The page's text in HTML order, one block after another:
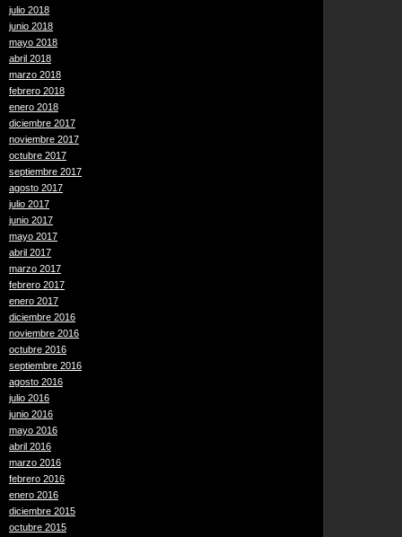
julio 2018
junio 2018
mayo 2018
abril 2018
marzo 2018
febrero 2018
enero 2018
diciembre 2017
noviembre 2017
octubre 2017
septiembre 2017
agosto 2017
julio 2017
junio 2017
mayo 2017
abril 2017
marzo 2017
febrero 2017
enero 2017
diciembre 2016
noviembre 2016
octubre 2016
septiembre 2016
agosto 2016
julio 2016
junio 2016
mayo 2016
abril 2016
marzo 2016
febrero 2016
enero 2016
diciembre 2015
octubre 2015